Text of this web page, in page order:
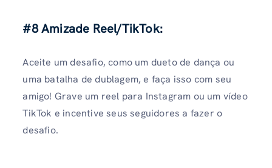
#8 Amizade Reel/TikTok:
Aceite um desafio, como um dueto de dança ou
uma batalha de dublagem, e faça isso com seu
amigo! Grave um reel para Instagram ou um vídeo
TikTok e incentive seus seguidores a fazer o
desafio.